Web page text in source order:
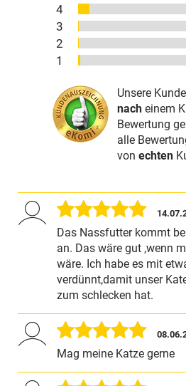
4
3
2
1
Unsere
nach einem
Bewertung
alle
von echten
Das Nassfutter kommt
an. Das wäre gut ,wenn
wäre. Ich habe es mit
verdünnt,damit unser
zum schlecken hat.
Mag meine Katze gerne